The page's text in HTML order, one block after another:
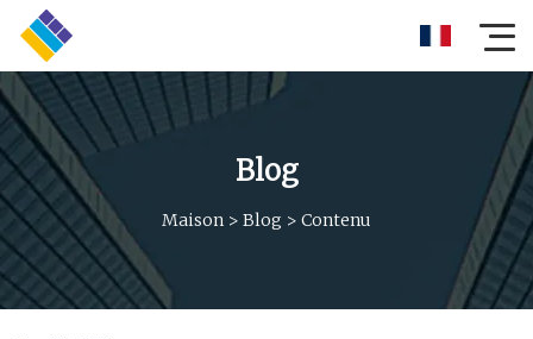
Blog
Maison > Blog > Contenu